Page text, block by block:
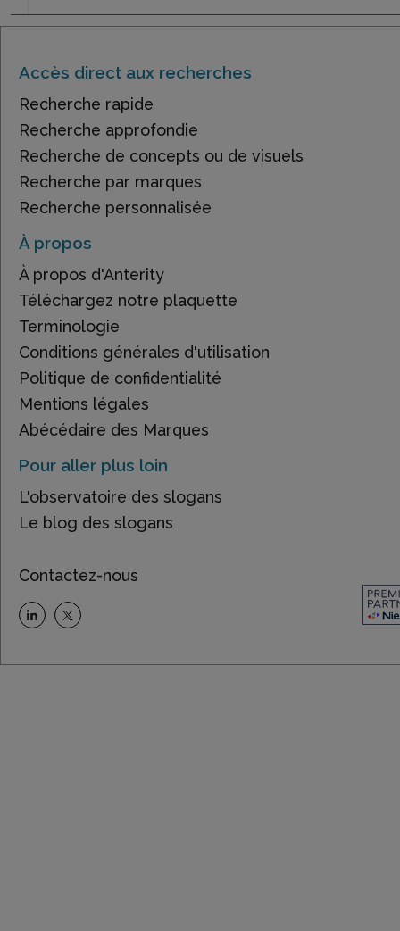
Accès direct aux recherches
Recherche rapide
Recherche approfondie
Recherche de concepts ou de visuels
Recherche par marques
Recherche personnalisée
À propos
À propos d'Anterity
Téléchargez notre plaquette
Terminologie
Conditions générales d'utilisation
Politique de confidentialité
Mentions légales
Abécédaire des Marques
Pour aller plus loin
L'observatoire des slogans
Le blog des slogans
Contactez-nous